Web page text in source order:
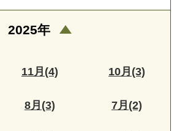
2025年
11月(4) 10月(3)
8月(3) 7月(2)